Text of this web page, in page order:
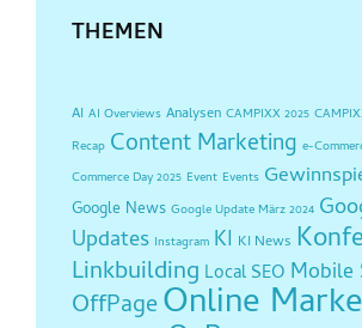
THEMEN
AI AI Overviews Analysen CAMPIXX 2025
Recap Content Marketing e-
Commerce Day 2025 Event Events
Google News Google Update März 2024
Updates Instagram KI KI News
Linkbuilding Local SEO Mobile
OffPageOnline